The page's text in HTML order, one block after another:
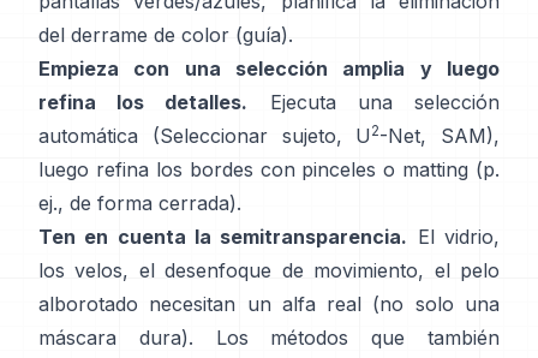
del derrame de color (guía).
Empieza con una selección amplia y luego
refina los detalles. Ejecuta una selección
automática (Seleccionar sujeto,
U2-Net, SAM),
luego refina los bordes con pinceles o matting (p.
ej., de forma cerrada).
Ten en cuenta la semitransparencia. El vidrio,
los velos, el desenfoque de movimiento, el pelo
alborotado necesitan un alfa real (no solo una
máscara dura). Los métodos que también